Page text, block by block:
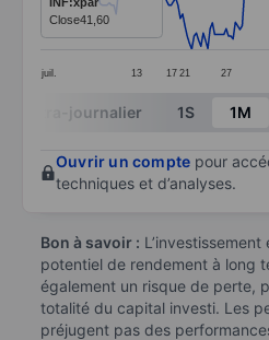
The chart has 1 Y axis
juil. 13 17 21 27
Close41,60
End of interactive chart.
Intra-journalier 1S 1M
Ouvrir un compte pour
techniques et d’analyses.
Bon à savoir :
potentiel de rendement à long
également un risque de perte,
totalité du capital investi. Les
préjugent pas des